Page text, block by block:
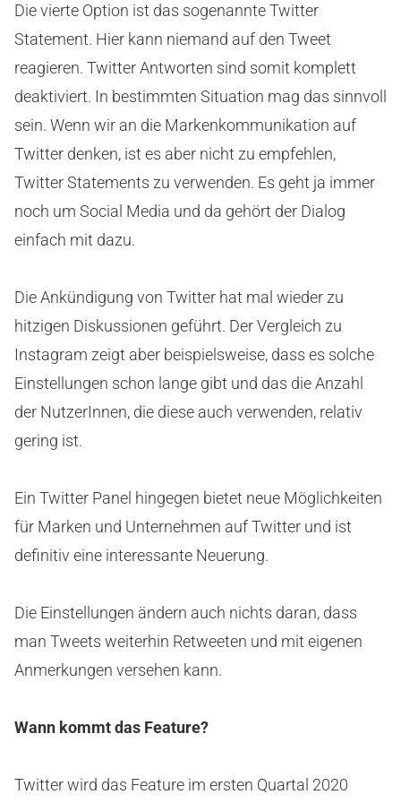
Die vierte Option ist das sogenannte Twitter
Statement. Hier kann niemand auf den Tweet
reagieren. Twitter Antworten sind somit komplett
deaktiviert. In bestimmten Situation mag das sinnvoll
sein. Wenn wir an die Markenkommunikation auf
Twitter denken, ist es aber nicht zu empfehlen,
Twitter Statements zu verwenden. Es geht ja immer
noch um Social Media und da gehört der Dialog
einfach mit dazu.
Die Ankündigung von Twitter hat mal wieder zu
hitzigen Diskussionen geführt. Der Vergleich zu
Instagram zeigt aber beispielsweise, dass es solche
Einstellungen schon lange gibt und das die Anzahl
der NutzerInnen, die diese auch verwenden, relativ
gering ist.
Ein Twitter Panel hingegen bietet neue Möglichkeiten
für Marken und Unternehmen auf Twitter und ist
definitiv eine interessante Neuerung.
Die Einstellungen ändern auch nichts daran, dass
man Tweets weiterhin Retweeten und mit eigenen
Anmerkungen versehen kann.
Wann kommt das Feature?
Twitter wird das Feature im ersten Quartal 2020